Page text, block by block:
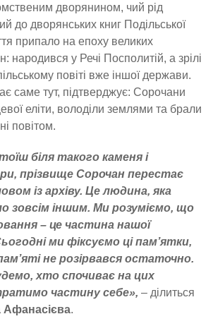
дворянином, чий рід
до дворянських книг Подільської
припало на епоху великих
народився у Речі Посполитій, а зрілі
повіті вже іншої держави.
саме тут, підтверджує: Сорочани
еліти, володіли землями та брали
повітом.
біля такого каменя і
прізвище Сорочан перестає
із архіву. Це людина, яка
зовсім іншим. Ми розуміємо, що
– це частина нашої
ми фіксуємо ці пам’ятки,
не розірвався остаточно.
хто спочиває на цих
частину себе», – ділиться
Афанасієва.